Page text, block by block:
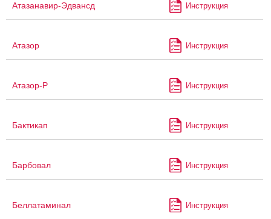
Атазанавир-Эдвансд Инструкция
Атазор Инструкция
Атазор-Р Инструкция
Бактикап Инструкция
Барбовал Инструкция
Беллатаминал Инструкция